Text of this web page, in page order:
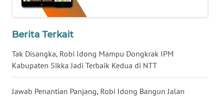
Berita Terkait
Tak Disangka, Robi Idong Mampu Dongkrak IPM
Kabupaten Sikka Jadi Terbaik Kedua di NTT
Jawab Penantian Panjang, Robi Idong Bangun Jalan
KALTENG
KALTARA